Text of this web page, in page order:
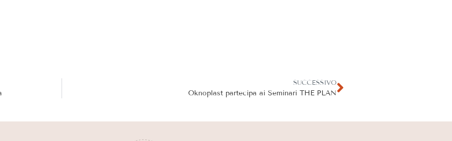
SUCCESSIVO
Oknoplast partecipa ai Seminari THE PLAN